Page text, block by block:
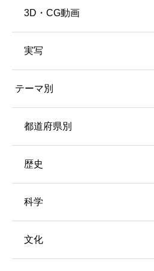
3D・CG動画
実写
テーマ別
都道府県別
歴史
科学
文化